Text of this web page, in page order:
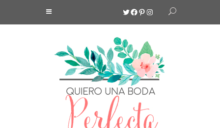
Twitter
Facebook
Pinterest
Instagram